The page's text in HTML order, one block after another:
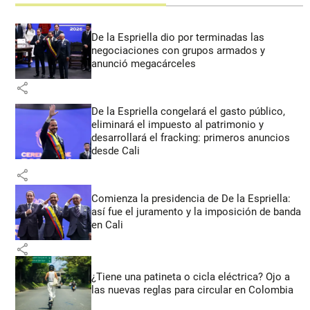
De la Espriella dio por terminadas las
negociaciones con grupos armados y
anunció megacárceles
share
De la Espriella congelará el gasto público,
eliminará el impuesto al patrimonio y
desarrollará el fracking: primeros anuncios
desde Cali
share
Comienza la presidencia de De la Espriella:
así fue el juramento y la imposición de banda
en Cali
share
¿Tiene una patineta o cicla eléctrica? Ojo a
las nuevas reglas para circular en Colombia